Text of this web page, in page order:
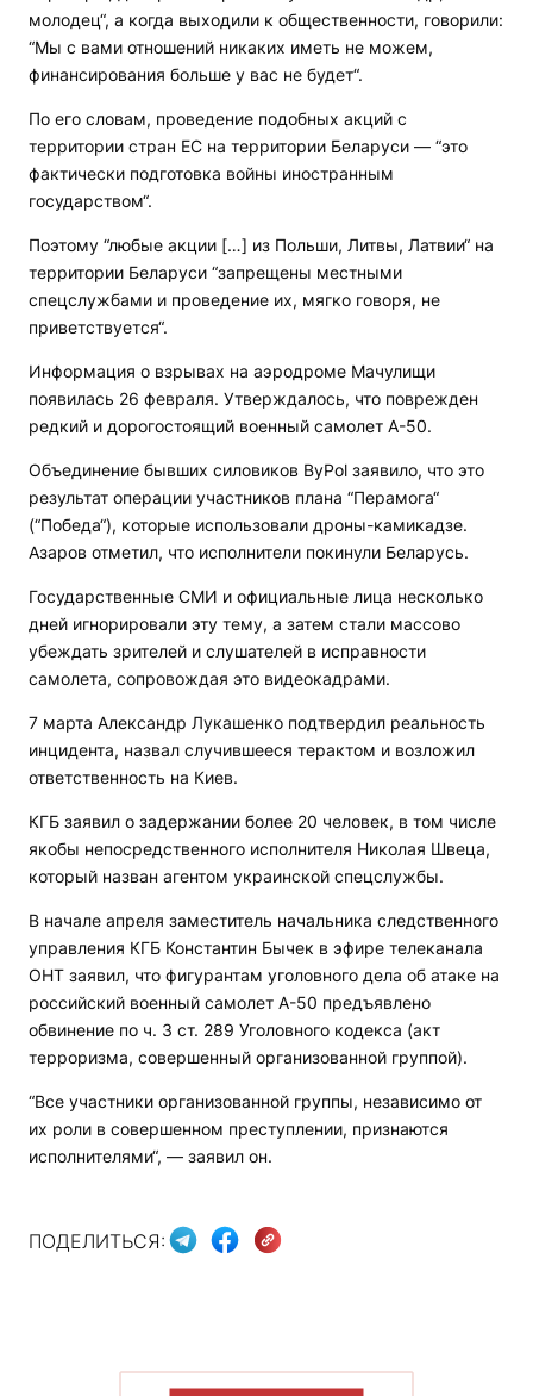
молодец“, а когда выходили к общественности, говорили:
“Мы с вами отношений никаких иметь не можем,
финансирования больше у вас не будет“.
По его словам, проведение подобных акций с
территории стран ЕС на территории Беларуси — “это
фактически подготовка войны иностранным
государством“.
Поэтому “любые акции […] из Польши, Литвы, Латвии“ на
территории Беларуси “запрещены местными
спецслужбами и проведение их, мягко говоря, не
приветствуется“.
Информация о взрывах на аэродроме Мачулищи
появилась 26 февраля. Утверждалось, что поврежден
редкий и дорогостоящий военный самолет А-50.
Объединение бывших силовиков ByPol заявило, что это
результат операции участников плана “Перамога“
(“Победа“), которые использовали дроны-камикадзе.
Азаров отметил, что исполнители покинули Беларусь.
Государственные СМИ и официальные лица несколько
дней игнорировали эту тему, а затем стали массово
убеждать зрителей и слушателей в исправности
самолета, сопровождая это видеокадрами.
7 марта Александр Лукашенко подтвердил реальность
инцидента, назвал случившееся терактом и возложил
ответственность на Киев.
КГБ заявил о задержании более 20 человек, в том числе
якобы непосредственного исполнителя Николая Швеца,
который назван агентом украинской спецслужбы.
В начале апреля заместитель начальника следственного
управления КГБ Константин Бычек в эфире телеканала
ОНТ заявил, что фигурантам уголовного дела об атаке на
российский военный самолет А-50 предъявлено
обвинение по ч. 3 ст. 289 Уголовного кодекса (акт
терроризма, совершенный организованной группой).
“Все участники организованной группы, независимо от
их роли в совершенном преступлении, признаются
исполнителями“, — заявил он.
ПОДЕЛИТЬСЯ: